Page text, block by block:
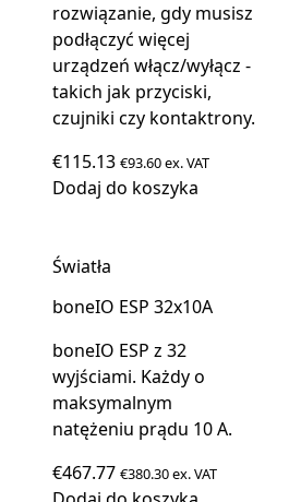
rozwiązanie, gdy musisz
podłączyć więcej
urządzeń włącz/wyłącz -
takich jak przyciski,
czujniki czy kontaktrony.
€115.13 €93.60ex. VAT
Dodaj do koszyka
Światła
boneIO ESP 32x10A
boneIO ESP z 32
wyjściami. Każdy o
maksymalnym
natężeniu prądu 10 A.
€467.77 €380.30ex. VAT